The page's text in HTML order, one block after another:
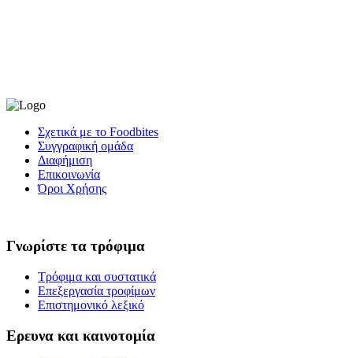
Σχετικά με το Foodbites
Συγγραφική ομάδα
Διαφήμιση
Επικοινωνία
Όροι Χρήσης
Γνωρίστε τα τρόφιμα
Τρόφιμα και συστατικά
Επεξεργασία τροφίμων
Επιστημονικό λεξικό
Ερευνα και καινοτομία